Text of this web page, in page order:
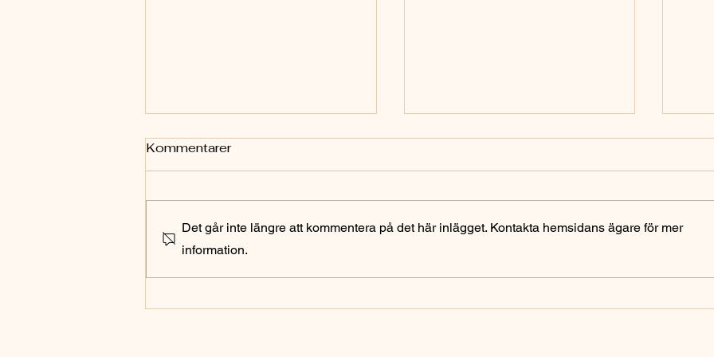
session till och vad du kan
omfamna dig själv
Kommentarer
Det går inte längre att kommentera på det här inlägget. Kontakta hemsidans ägare för mer
information.